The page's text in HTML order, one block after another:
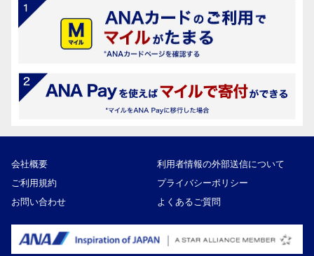
会社概要
利用者情報の外部送信について
ご利用規約
プライバシーポリシー
お問い合わせ
よくあるご質問